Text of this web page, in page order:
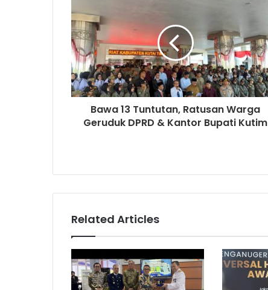
Bawa 13 Tuntutan, Ratusan Warga
Geruduk DPRD & Kantor Bupati Kutim
Related Articles